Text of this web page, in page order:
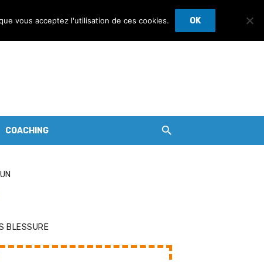
COACHING
BLESSURE
vous acceptez l'utilisation de ces cookies. OK